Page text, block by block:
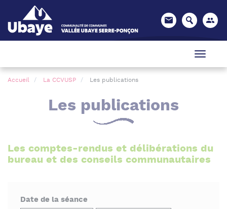
Accueil La CCVUSP Les publications
Les publications
Les comptes-rendus et délibérations du
bureau et des conseils communautaires
Date de la séance
Panneau de gestion des cookies